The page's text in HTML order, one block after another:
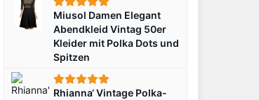
Miusol Damen Elegant
Abendkleid Vintag 50er
Kleider mit Polka Dots und
Spitzen
Rhianna‘ Vintage Polka-